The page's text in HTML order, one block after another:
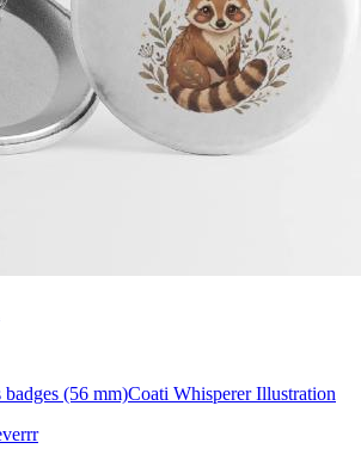
(56 mm)Coati Whisperer Illustration